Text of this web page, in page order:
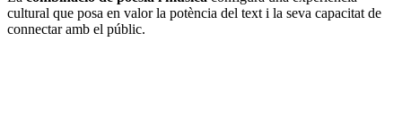
cultural que posa en valor la potència del text i la seva capacitat de
connectar amb el públic.